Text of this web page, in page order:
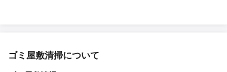
ゴミ屋敷清掃について